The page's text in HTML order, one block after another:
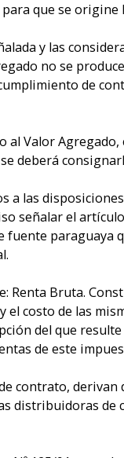
que se
y las
no se
de
Valor
deberá
las
señalar el
fuente
Renta Bruta.
el costo de las
del que
de este
contrato,
distribuidoras